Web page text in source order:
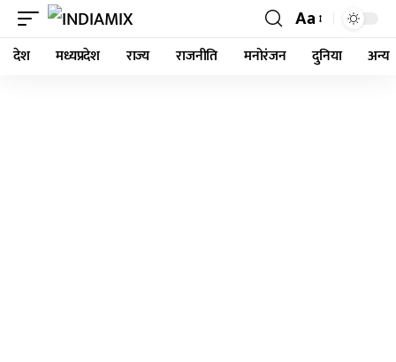
Aa
देश मध्यप्रदेश राज्य राजनीति मनोरंजन दुनिया अन्य